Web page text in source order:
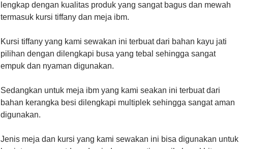
lengkap dengan kualitas produk yang sangat bagus dan mewah
termasuk kursi tiffany dan meja ibm.
Kursi tiffany yang kami sewakan ini terbuat dari bahan kayu jati
pilihan dengan dilengkapi busa yang tebal sehingga sangat
empuk dan nyaman digunakan.
Sedangkan untuk meja ibm yang kami seakan ini terbuat dari
bahan kerangka besi dilengkapi multiplek sehingga sangat aman
digunakan.
Jenis meja dan kursi yang kami sewakan ini bisa digunakan untuk